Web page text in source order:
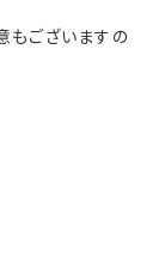
もございますの